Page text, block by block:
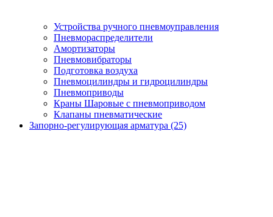
Устройства ручного пневмоуправления
Пневмораспределители
Амортизаторы
Пневмовибраторы
Подготовка воздуха
Пневмоцилиндры и гидроцилиндры
Пневмоприводы
Краны Шаровые с пневмоприводом
Клапаны пневматические
Запорно-регулирующая арматура (25)